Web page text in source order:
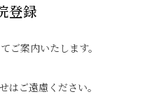
登録
ご案内いたします。
はご遠慮ください。